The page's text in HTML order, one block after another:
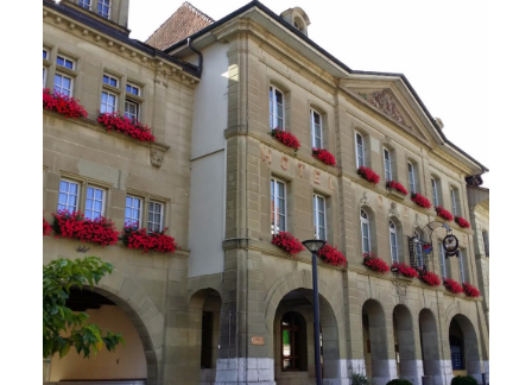
Restaurants Bâtiments Administratifs
Énergie - Physique Du Bâtiment MCR Électricité,
Ventilation Chauffage ,
Rénovations - Transformations